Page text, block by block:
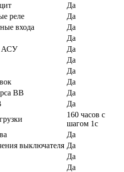
Да
реле
Да
входа
Да
Да
АСУ
Да
Да
Да
Да
ВВ
Да
Да
160 часов с
шагом 1с
Да
выключателя Да
Да
Да